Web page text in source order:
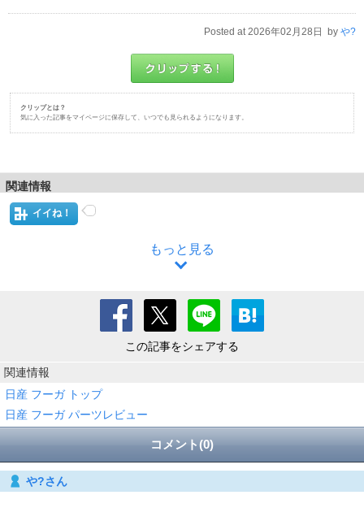
Posted at 2026年02月28日 by や?
クリップとは？
気に入った記事をマイページに保存して、いつでも見られるようになります。
関連情報
イイね！
もっと見る
この記事をシェアする
関連情報
日産 フーガ トップ
日産 フーガ パーツレビュー
コメント(0)
や?さん